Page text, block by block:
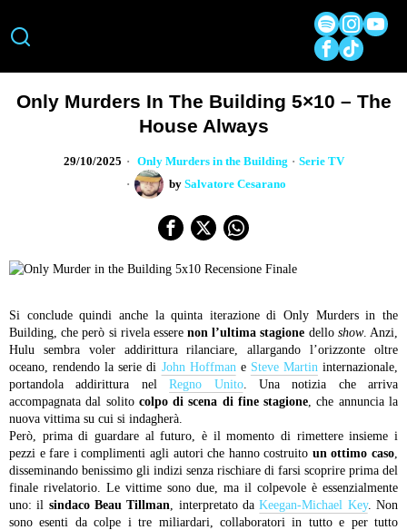
Only Murders In The Building 5×10 – The
House Always
29/10/2025 Only Murders in the Building · Serie TV
by Salvatore Cesarano
Si conclude quindi anche la quinta iterazione di Only Murders in the
Building, che però si rivela esserenon l’ultima stagione dello show. Anzi,
Hulu sembra voler addirittura rilanciare, allargando l’orizzonte oltre
oceano, rendendo la serie di John Hoffman e Steve Martin internazionale,
portandola addirittura nelRegno Unito. Una notizia che arriva
accompagnata dal solito colpo di scena di fine stagione , che annuncia la
nuova vittima su cui si indagherà.
Però, prima di guardare al futuro, è il momento di rimettere insieme i
pezzi e fare i complimenti agli autori che hanno costruito un ottimo caso
disseminando benissimo gli indizi senza rischiare di farsi scoprire prima del
finale rivelatorio. Le vittime sono due, ma il colpevole è essenzialmente
uno: il sindaco Beau Tillman , interpretato daKeegan-Michael Key. Non
sono esenti da colpe i tre miliardari, collaboratori in tutto e per tutto